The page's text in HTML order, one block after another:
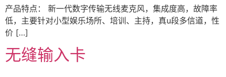
产品特点： 新一代数字传输无线麦克风，集成度高，故障率
低，主要针对小型娱乐场所、培训、主持，真u段多信道，性
价 […]
无缝输入卡